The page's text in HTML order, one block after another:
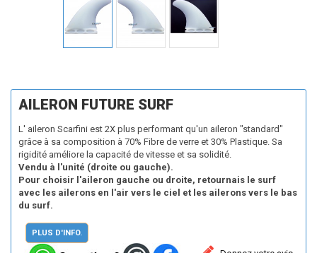
AILERON FUTURE SURF
L' aileron Scarfini est 2X plus performant qu'un aileron "standard"
grâce à sa composition à 70% Fibre de verre et 30% Plastique. Sa
rigidité améliore la capacité de vitesse et sa solidité.
Vendu à l'unité (droite ou gauche).
Pour choisir l'aileron gauche ou droite, retournais le surf
avec les ailerons en l'air vers le ciel et les ailerons vers le bas
du surf.
PLUS D'INFO.